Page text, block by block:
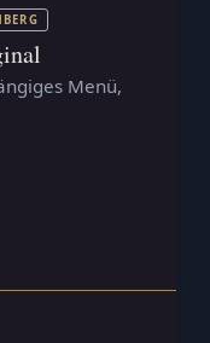
Menü,
IN NEUEM TAB)